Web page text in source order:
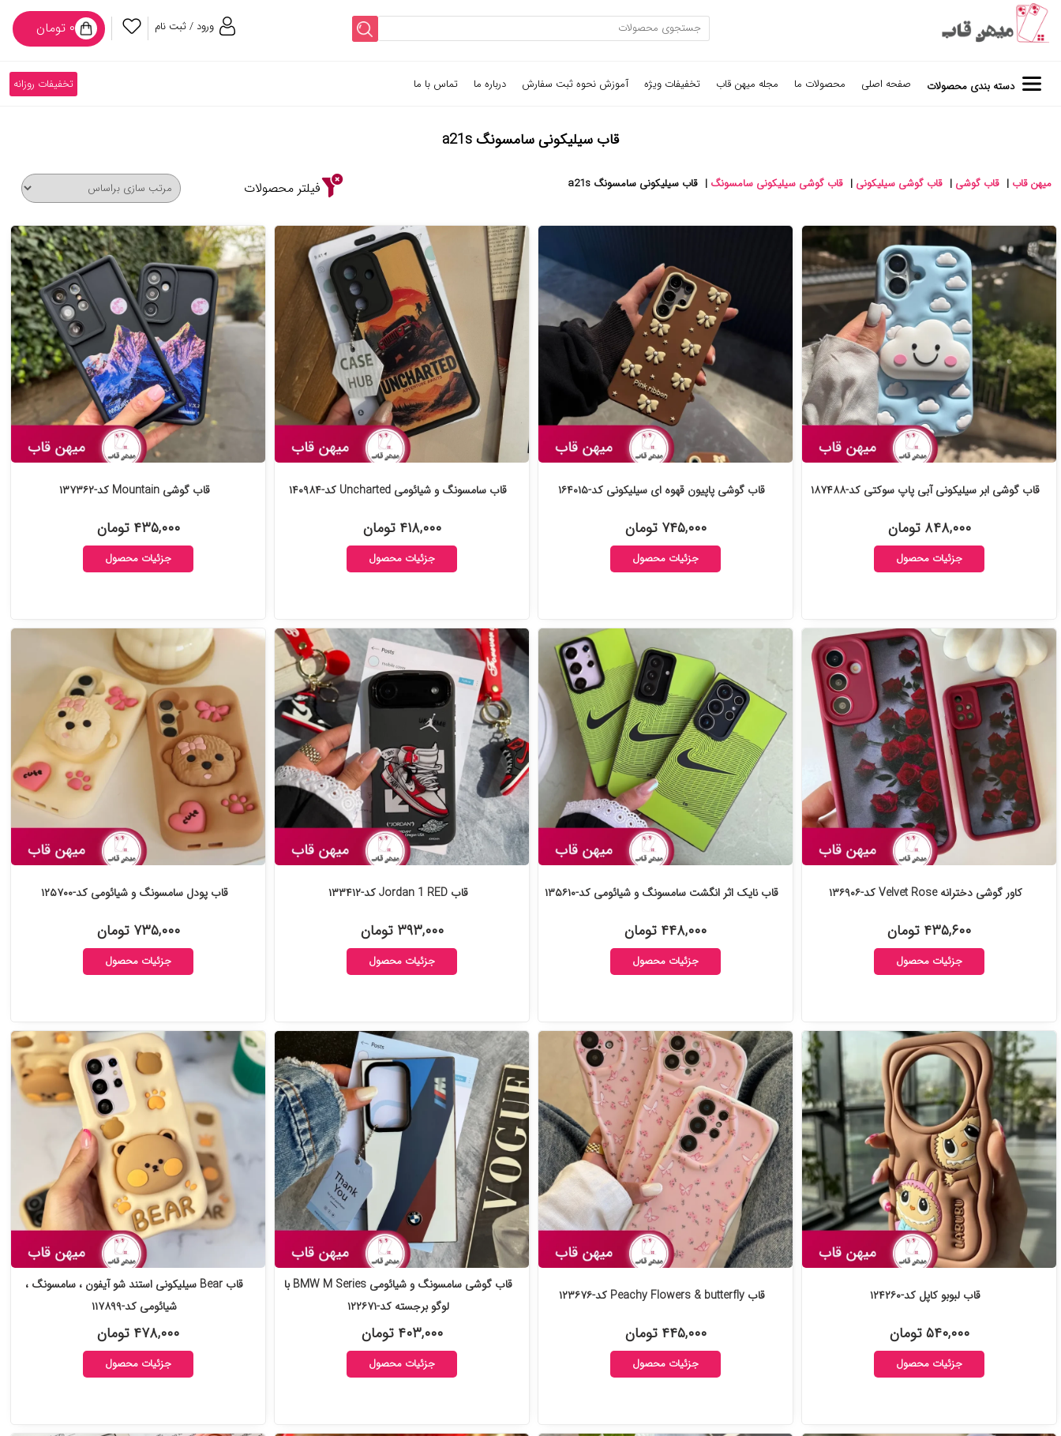
ورود / ثبت نام ۰ تومان
دسته بندی محصولات صفحه اصلی محصولات ما مجله میهن قاب تخفیفات ویژه آموزش نحوه ثبت سفارش درباره ما تماس با ما تخفیفات روزانه
قاب سیلیکونی سامسونگ a21s
میهن قاب | قاب گوشی | قاب گوشی سیلیکونی | قاب گوشی سیلیکونی سامسونگ | قاب سیلیکونی سامسونگ a21s فیلتر محصولات
قاب گوشی ابر سیلیکونی آبی پاپ سوکتی کد-۱۸۷۴۸۸
۸۴۸,۰۰۰ تومان
جزئیات محصول
قاب گوشی پاپیون قهوه ای سیلیکونی کد-۱۶۴۰۱۵
۷۴۵,۰۰۰ تومان
جزئیات محصول
قاب سامسونگ و شیائومی Uncharted کد-۱۴۰۹۸۴
۴۱۸,۰۰۰ تومان
جزئیات محصول
قاب گوشی Mountain کد-۱۳۷۳۶۲
۴۳۵,۰۰۰ تومان
جزئیات محصول
کاور گوشی دخترانه Velvet Rose کد-۱۳۶۹۰۶
۴۳۵,۶۰۰ تومان
جزئیات محصول
قاب نایک اثر انگشت سامسونگ و شیائومی کد-۱۳۵۶۱۰
۴۴۸,۰۰۰ تومان
جزئیات محصول
قاب Jordan 1 RED کد-۱۳۳۴۱۲
۳۹۳,۰۰۰ تومان
جزئیات محصول
قاب پودل سامسونگ و شیائومی کد-۱۲۵۷۰۰
۷۳۵,۰۰۰ تومان
جزئیات محصول
قاب لبوبو کاپل کد-۱۲۴۲۶۰
۵۴۰,۰۰۰ تومان
جزئیات محصول
قاب Peachy Flowers & butterfly کد-۱۲۳۶۷۶
۴۴۵,۰۰۰ تومان
جزئیات محصول
قاب گوشی سامسونگ و شیائومی BMW M Series با
لوگو برجسته کد-۱۲۲۶۷۱
۴۰۳,۰۰۰ تومان
جزئیات محصول
قاب Bear سیلیکونی استند شو آیفون ، سامسونگ ،
شیائومی کد-۱۱۷۸۹۹
۴۷۸,۰۰۰ تومان
جزئیات محصول